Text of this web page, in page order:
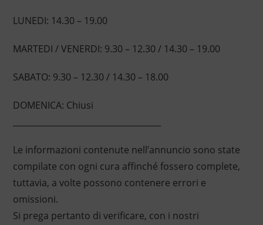
LUNEDI: 14.30 – 19.00
MARTEDI / VENERDI: 9.30 – 12.30 / 14.30 – 19.00
SABATO: 9.30 – 12.30 / 14.30 – 18.00
DOMENICA: Chiusi
Le informazioni contenute nell’annuncio sono state
compilate con ogni cura affinché fossero complete,
tuttavia, a volte possono contenere errori e
omissioni.
Si prega pertanto di verificare, con i nostri